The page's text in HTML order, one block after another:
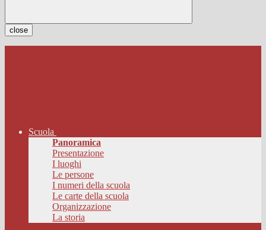
close
Scuola
Panoramica
Presentazione
I luoghi
Le persone
I numeri della scuola
Le carte della scuola
Organizzazione
La storia